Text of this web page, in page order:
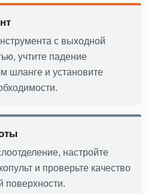
с выходной
учтите падение
шланге и установите
настройте
и проверьте качество
поверхности.